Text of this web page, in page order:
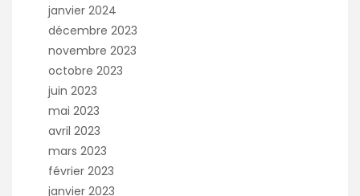
janvier 2024
décembre 2023
novembre 2023
octobre 2023
juin 2023
mai 2023
avril 2023
mars 2023
février 2023
janvier 2023